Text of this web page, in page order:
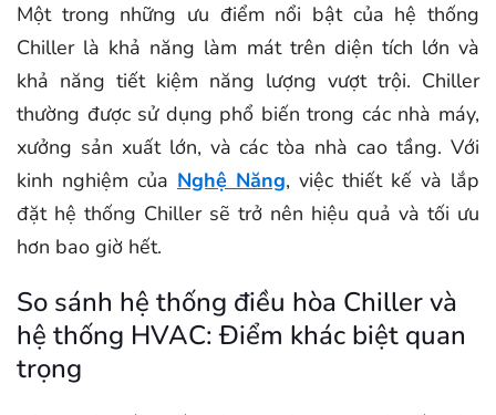
Một trong những ưu điểm nổi bật của hệ thống
Chiller là khả năng làm mát trên diện tích lớn và
khả năng tiết kiệm năng lượng vượt trội. Chiller
thường được sử dụng phổ biến trong các nhà máy,
xưởng sản xuất lớn, và các tòa nhà cao tầng. Với
kinh nghiệm của Nghệ Năng, việc thiết kế và lắp
đặt hệ thống Chiller sẽ trở nên hiệu quả và tối ưu
hơn bao giờ hết.
So sánh hệ thống điều hòa Chiller và
hệ thống HVAC: Điểm khác biệt quan
trọng